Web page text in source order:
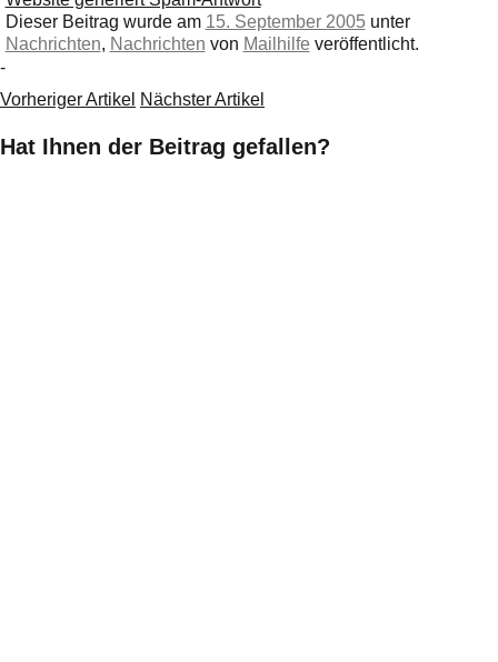
Dieser Beitrag wurde am 15. September 2005unter
Nachrichten, Nachrichten von Mailhilfe veröffentlicht.
-
Vorheriger Artikel Nächster Artikel
Hat Ihnen der Beitrag gefallen?